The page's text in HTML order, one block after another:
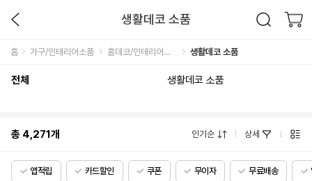
생활데코 소품
홈 가구/인테리어소품 홈데코/인테리어소품 생활데코 소품
전체 생활데코 소품
총 4,271개 인기순 상세
앱적립 카드할인 쿠폰 무이자 무료배송